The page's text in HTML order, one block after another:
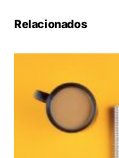
Relacionados